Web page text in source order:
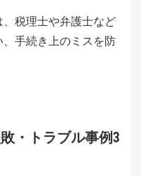
税理士や弁護士など
手続き上のミスを防
・トラブル事例3